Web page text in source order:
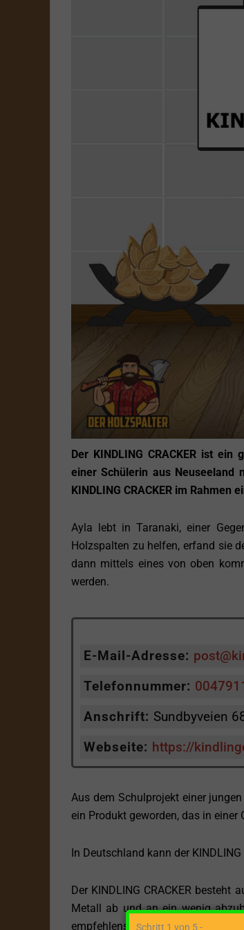
Der KINDLING CRACKER ist
einer Schülerin aus Neuseeland
KINDLING CRACKER im
Ayla lebt in Taranaki, einer
Holzspalten zu helfen, erfand sie
dann mittels eines von oben
werden.
E-Mail-Adresse:
Telefonnummer:
Anschrift: Sundbyveien
Webseite: https://
Aus dem Schulprojekt einer
ein Produkt geworden, das in
In Deutschland kann der
Der KINDLING CRACKER
Metall ab und an ein wenig
empfehlenswert.Schritt 1 von 5 -